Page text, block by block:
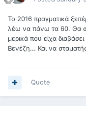
Το 2016 πραγματικά
λέω να πάνω τα 60. Θα
μερικά που είχα
Βενέζη... Και να
Quote